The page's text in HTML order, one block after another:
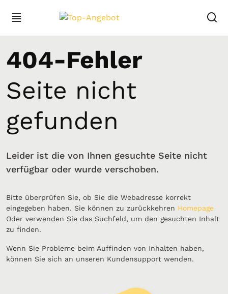
404-Fehler
Seite nicht
gefunden
Leider ist die von Ihnen gesuchte Seite nicht
verfügbar oder wurde verschoben.
Bitte überprüfen Sie, ob Sie die Webadresse korrekt
eingegeben haben. Sie können zu zurückkehren Homepage
Oder verwenden Sie das Suchfeld, um den gesuchten Inhalt
zu finden.
Wenn Sie Probleme beim Auffinden von Inhalten haben,
können Sie sich an unseren Kundensupport wenden.